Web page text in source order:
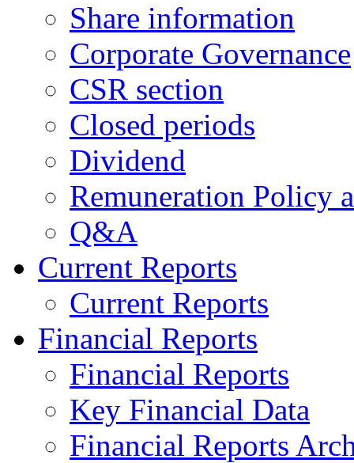
Share information
Corporate Governance
CSR section
Closed periods
Dividend
Remuneration Policy
Q&A
Current Reports
Current Reports
Financial Reports
Financial Reports
Key Financial Data
Financial Reports